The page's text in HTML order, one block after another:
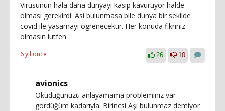
Virusunun hala daha dunyayi kasip kavuruyor halde
olmasi gerekirdi. Asi bulunmasa bile dunya bir sekilde
covid ile yasamayi ogrenecektir. Her konuda fikriniz
olmasin lutfen.
6 yıl önce 26 10
avionics
Okuduğunuzu anlayamama probleminiz var
gördüğüm kadarıyla. Birincsi Aşı bulunmaz demiyor